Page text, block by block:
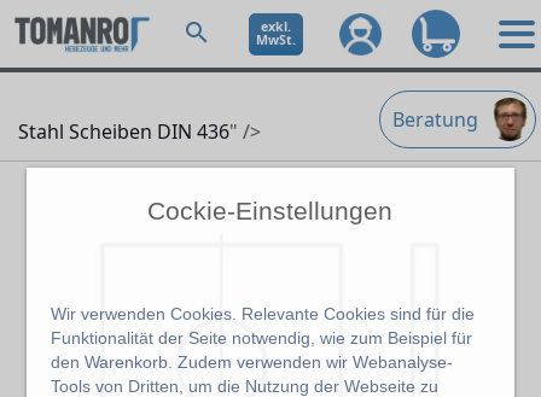
Cockie-Einstellungen
Wir verwenden Cookies. Relevante Cookies sind für die
Funktionalität der Seite notwendig, wie zum Beispiel für
den Warenkorb. Zudem verwenden wir Webanalyse-
Tools von Dritten, um die Nutzung der Webseite zu
exkl.
MwSt.
Beratung
Stahl Scheiben DIN 436" />